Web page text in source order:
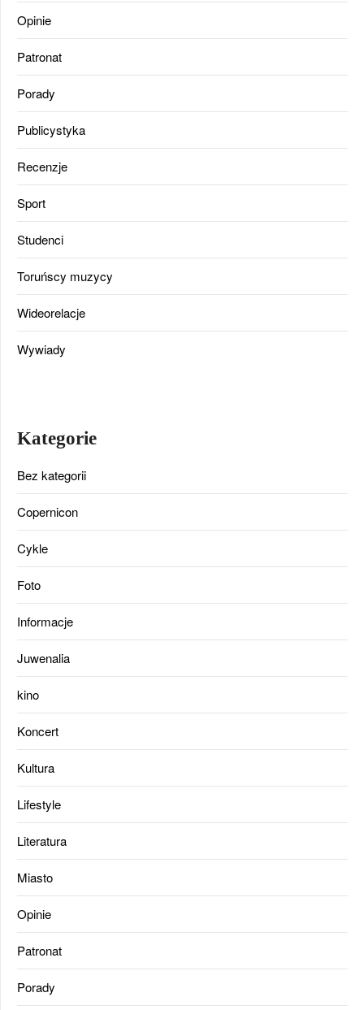
Opinie
Patronat
Porady
Publicystyka
Recenzje
Sport
Studenci
Toruńscy muzycy
Wideorelacje
Wywiady
Kategorie
Bez kategorii
Copernicon
Cykle
Foto
Informacje
Juwenalia
kino
Koncert
Kultura
Lifestyle
Literatura
Miasto
Opinie
Patronat
Porady